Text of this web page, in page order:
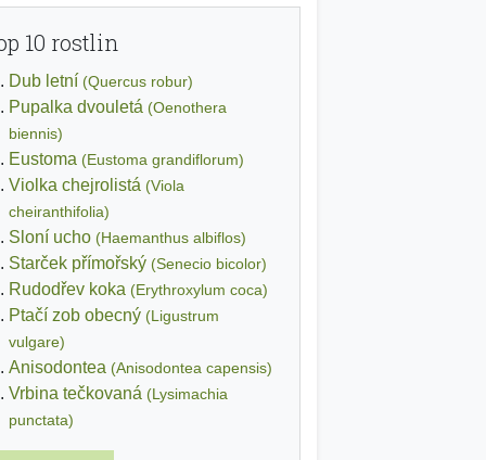
10 rostlin
Dub letní (Quercus robur)
Pupalka dvouletá (Oenothera
biennis)
Eustoma (Eustoma grandiflorum)
Violka chejrolistá (Viola
cheiranthifolia)
Sloní ucho (Haemanthus albiflos)
Starček přímořský (Senecio bicolor)
Rudodřev koka (Erythroxylum coca)
Ptačí zob obecný (Ligustrum
vulgare)
Anisodontea (Anisodontea capensis)
Vrbina tečkovaná (Lysimachia
punctata)